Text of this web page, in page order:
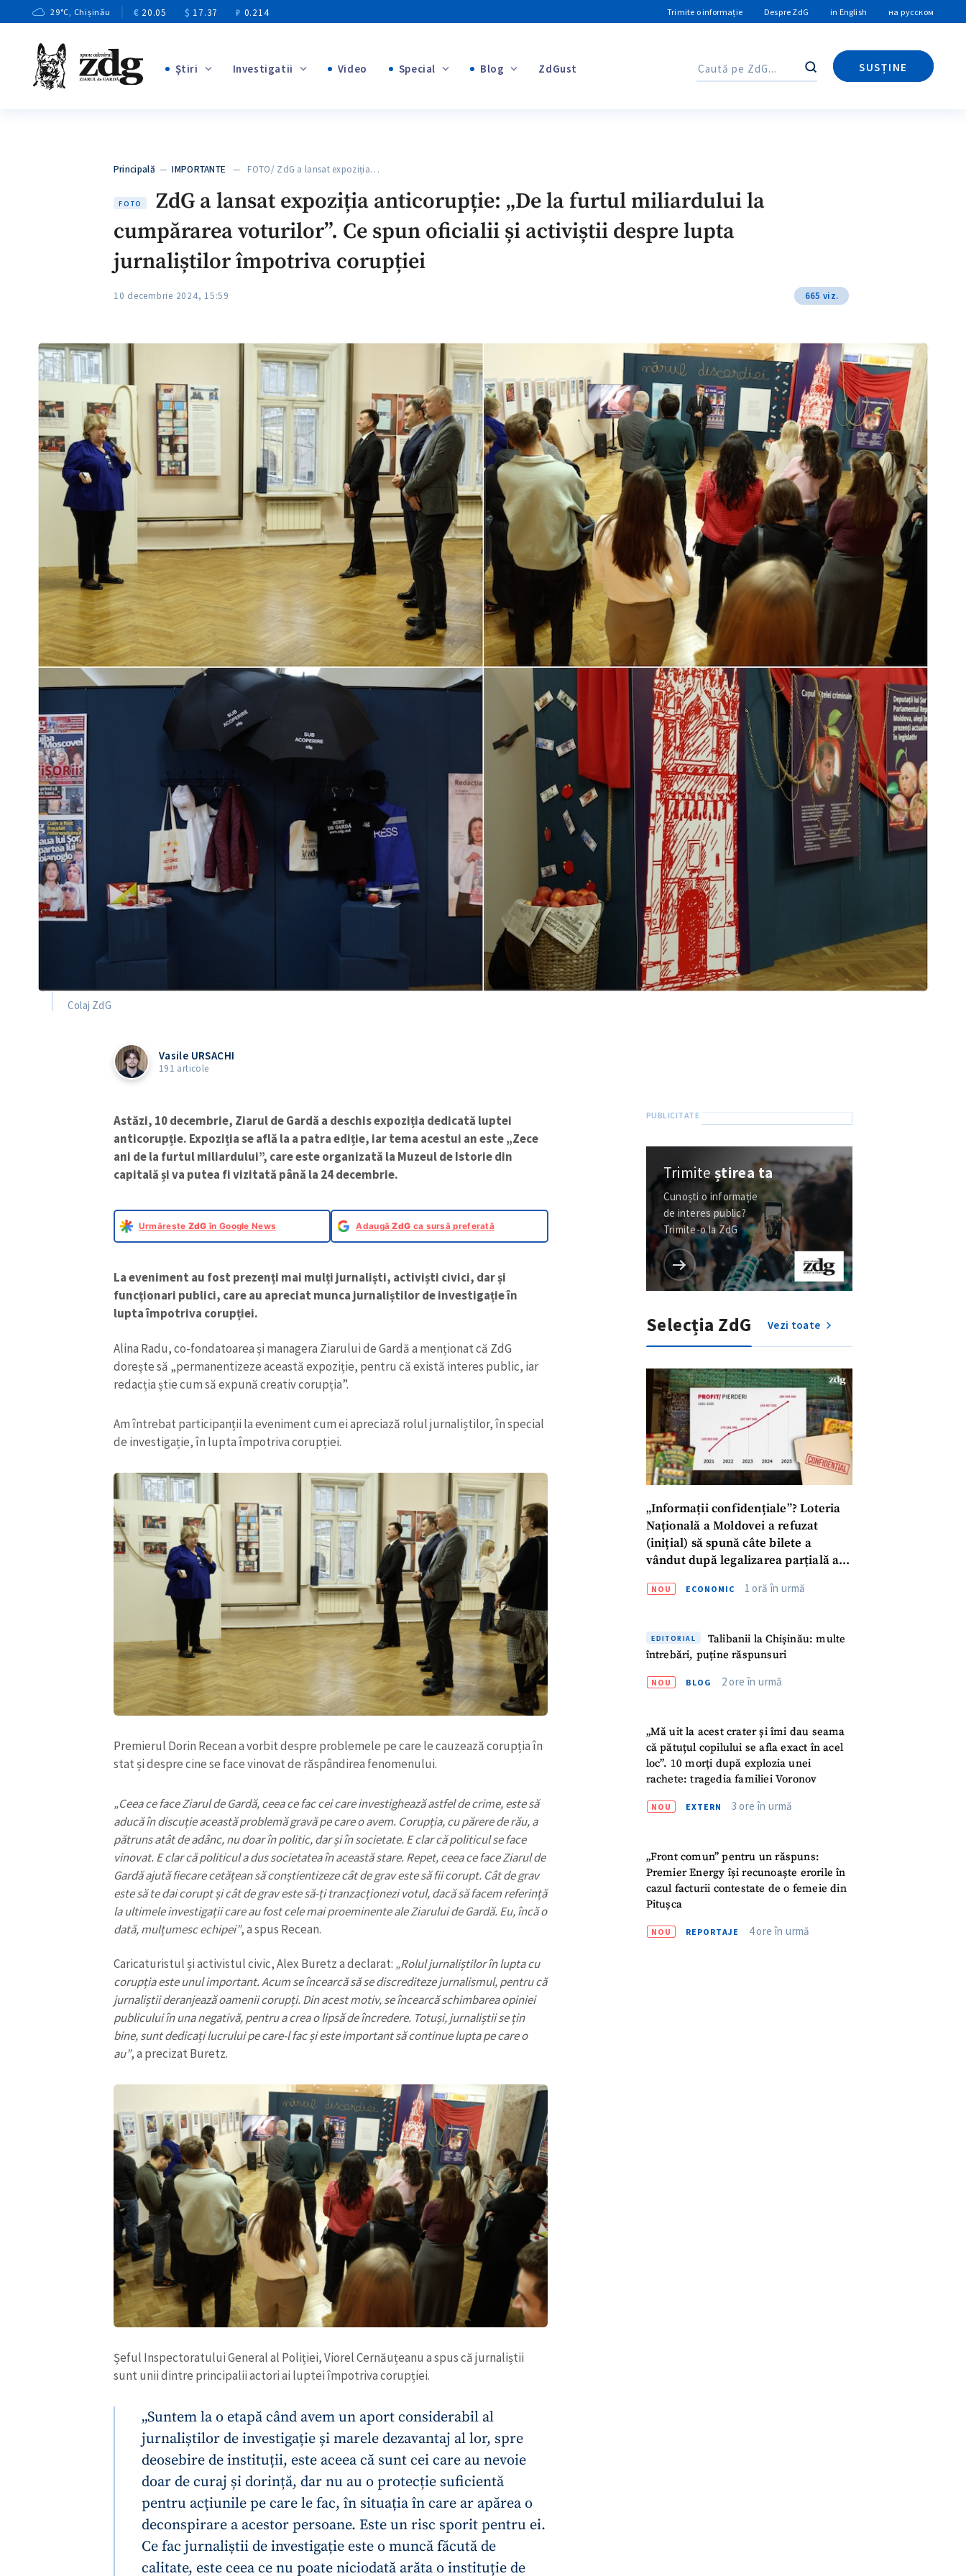
29°C, Chișinău € 20.05 $ 17.37 ₽ 0.214 Trimite o informație Despre ZdG in English на русском
Ştiri Investigatii Video Special
+1
Blog ZdGust Caută
SUSȚINE
Caută
Principală —IMPORTANTE — FOTO/ ZdG a lansat expoziția…
FOTO
ZdG a lansat expoziția anticorupție: „De la furtul miliardului la
cumpărarea voturilor”. Ce spun oficialii și activiștii despre lupta
jurnaliștilor împotriva corupției
10 decembrie 2024, 15:59 665 viz.
Colaj ZdG
Vasile URSACHI
191 articole
Astăzi, 10 decembrie, Ziarul de Gardă a deschis expoziția dedicată luptei
anticorupție. Expoziția se află la a patra ediție, iar tema acestui an este „Zece
ani de la furtul miliardului”, care este organizată la Muzeul de Istorie din
capitală și va putea fi vizitată până la 24 decembrie.
Urmărește ZdG în Google News AdaugăZdG ca sursă preferată
La eveniment au fost prezenți mai mulți jurnaliști, activiști civici, dar și
funcționari publici, care au apreciat munca jurnaliștilor de investigație în
lupta împotriva corupției.
Alina Radu, co-fondatoarea și managera Ziarului de Gardă a menționat că ZdG
dorește să „permanentizeze această expoziție, pentru că există interes public, iar
redacția știe cum să expună creativ corupția”.
Am întrebat participanții la eveniment cum ei apreciază rolul jurnaliștilor, în special
de investigație, în lupta împotriva corupției.
Premierul Dorin Recean a vorbit despre problemele pe care le cauzează corupția în
stat și despre cine se face vinovat de răspândirea fenomenului.
„Ceea ce face Ziarul de Gardă, ceea ce fac cei care investighează astfel de crime, este să
aducă în discuție această problemă gravă pe care o avem. Corupția, cu părere de rău, a
pătruns atât de adânc, nu doar în politic, dar și în societate. E clar că politicul se face
vinovat. E clar că politicul a dus societatea în această stare. Repet, ceea ce face Ziarul de
Gardă ajută fiecare cetățean să conștientizeze cât de grav este să fii corupt. Cât de grav
este să te dai corupt și cât de grav este să-ți tranzacționezi votul, dacă să facem referință
la ultimele investigații care au fost cele mai proeminente ale Ziarului de Gardă. Eu, încă o
dată, mulțumesc echipei”, a spus Recean.
Caricaturistul și activistul civic, Alex Buretz a declarat: „Rolul jurnaliștilor în lupta cu
corupția este unul important. Acum se încearcă să se discrediteze jurnalismul, pentru că
jurnaliștii deranjează oamenii corupți. Din acest motiv, se încearcă schimbarea opiniei
publicului în una negativă, pentru a crea o lipsă de încredere. Totuși, jurnaliștii se țin
bine, sunt dedicați lucrului pe care-l fac și este important să continue lupta pe care o
au”, a precizat Buretz.
Șeful Inspectoratului General al Poliției, Viorel Cernăuțeanu a spus că jurnaliștii
sunt unii dintre principalii actori ai luptei împotriva corupției.
„Suntem la o etapă când avem un aport considerabil al
jurnaliștilor de investigație și marele dezavantaj al lor, spre
deosebire de instituții, este aceea că sunt cei care au nevoie
doar de curaj și dorință, dar nu au o protecție suficientă
pentru acțiunile pe care le fac, în situația în care ar apărea o
deconspirare a acestor persoane. Este un risc sporit pentru ei.
Ce fac jurnaliștii de investigație este o muncă făcută de
calitate, este ceea ce nu poate niciodată arăta o instituție de
Trimiteștirea ta
Cunoști o informație
de interes public?
Trimite-o la ZdG
Selecția ZdG Vezi toate
„Informații confidențiale”? Loteria
Națională a Moldovei a refuzat
(inițial) să spună câte bilete a
vândut după legalizarea parțială a
NOU ECONOMIC 1 oră în urmă
EDITORIAL
Talibanii la Chișinău: multe
întrebări, puține răspunsuri
NOU BLOG 2 ore în urmă
„Mă uit la acest crater și îmi dau seama
că pătuțul copilului se afla exact în acel
loc”. 10 morți după explozia unei
rachete: tragedia familiei Voronov
NOU EXTERN 3 ore în urmă
„Front comun” pentru un răspuns:
Premier Energy își recunoaște erorile în
cazul facturii contestate de o femeie din
Pitușca
NOU REPORTAJE 4 ore în urmă
ȘTIREA MEA
Titlu știre + Adaugă titlu
Fotografie + Încarcă imagine
Link media + Link media
Mesajul știrei + Mesajul știrei
CONTACT SURSĂ
+ Telefon personal
Am citit și sunt de acord cupolitica de
TRIMITE ȘTIREA